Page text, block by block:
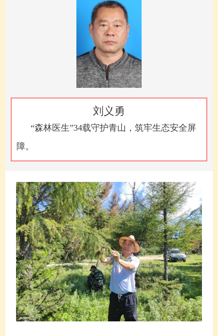
刘义勇
“森林医生”34载守护青山，筑牢生态安全屏
障。